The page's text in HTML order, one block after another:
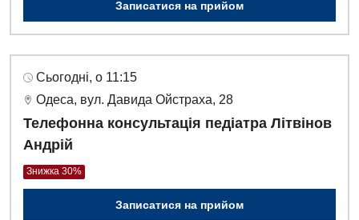
Записатися на прийом
Сьогодні, о 11:15
Одеса, вул. Давида Ойстраха, 28
Телефонна консультація педіатра Літвінов
Андрій
Знижка 30%
Записатися на прийом